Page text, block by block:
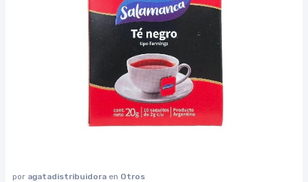
por agatadistribuidora en Otros